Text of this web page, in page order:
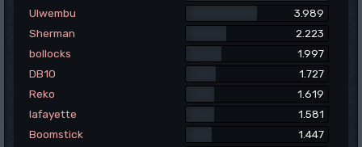
Ulwembu
3.989
Sherman
2.223
bollocks
1.997
DB10
1.727
Reko
1.619
lafayette
1.581
Boomstick
1.447